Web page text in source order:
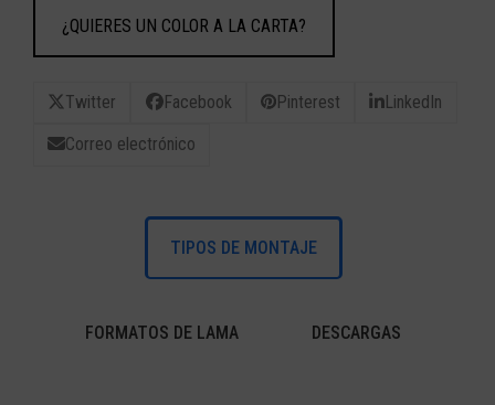
¿QUIERES UN COLOR A LA CARTA?
Twitter Facebook Pinterest LinkedIn
Correo electrónico
TIPOS DE MONTAJE
FORMATOS DE LAMA DESCARGAS